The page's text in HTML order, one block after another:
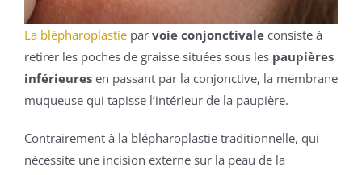
La blépharoplastie par voie conjonctivale consiste à
retirer les poches de graisse situées sous les paupières
inférieures en passant par la conjonctive, la membrane
muqueuse qui tapisse l’intérieur de la paupière.
Contrairement à la blépharoplastie traditionnelle, qui
nécessite une incision externe sur la peau de la